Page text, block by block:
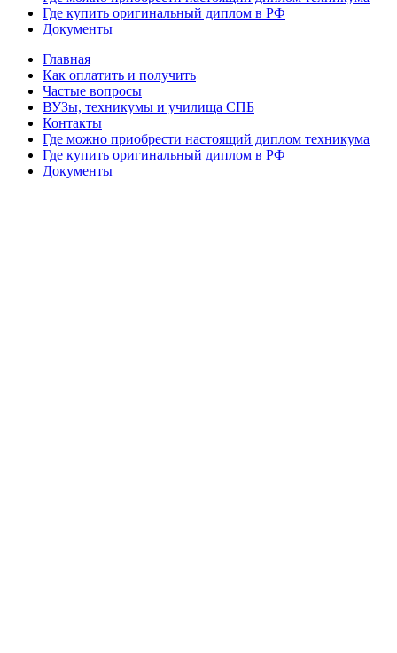
Где купить оригинальный диплом в РФ
Документы
Главная
Как оплатить и получить
Частые вопросы
ВУЗы, техникумы и училища СПБ
Контакты
Где можно приобрести настоящий диплом техникума
Где купить оригинальный диплом в РФ
Документы